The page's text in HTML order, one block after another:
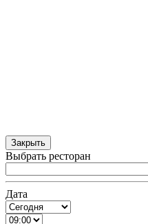
Закрыть
Выбрать ресторан
Дата